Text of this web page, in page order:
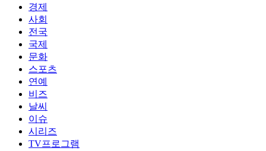
경제
사회
전국
국제
문화
스포츠
연예
비즈
날씨
이슈
시리즈
TV프로그램